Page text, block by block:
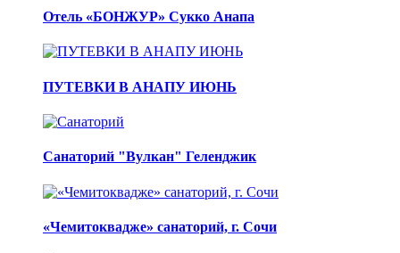
Отель «БОНЖУР» Сукко Анапа
ПУТЕВКИ В АНАПУ ИЮНЬ
Санаторий "Вулкан" Геленджик
«Чемитоквадже» санаторий, г. Сочи